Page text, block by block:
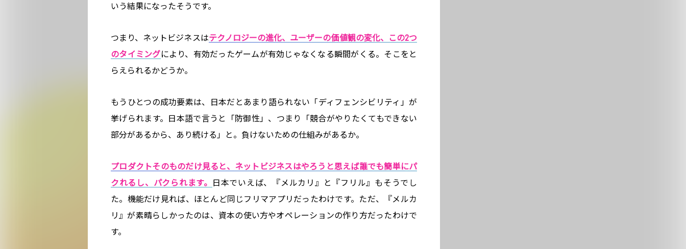
いう結果になったそうです。
つまり、ネットビジネスはテクノロジーの進化、ユーザーの価値観の変化、この2つ
のタイミングにより、有効だったゲームが有効じゃなくなる瞬間がくる。そこをと
らえられるかどうか。
もうひとつの成功要素は、日本だとあまり語られない「ディフェンシビリティ」が
挙げられます。日本語で言うと「防御性」、つまり「競合がやりたくてもできない
部分があるから、あり続ける」と。負けないための仕組みがあるか。
プロダクトそのものだけ見ると、ネットビジネスはやろうと思えば誰でも簡単にパ
クれるし、パクられます。
日本でいえば、『メルカリ』と『フリル』もそうでし
た。機能だけ見れば、ほとんど同じフリマアプリだったわけです。ただ、『メルカ
リ』が素晴らしかったのは、資本の使い方やオペレーションの作り方だったわけで
す。